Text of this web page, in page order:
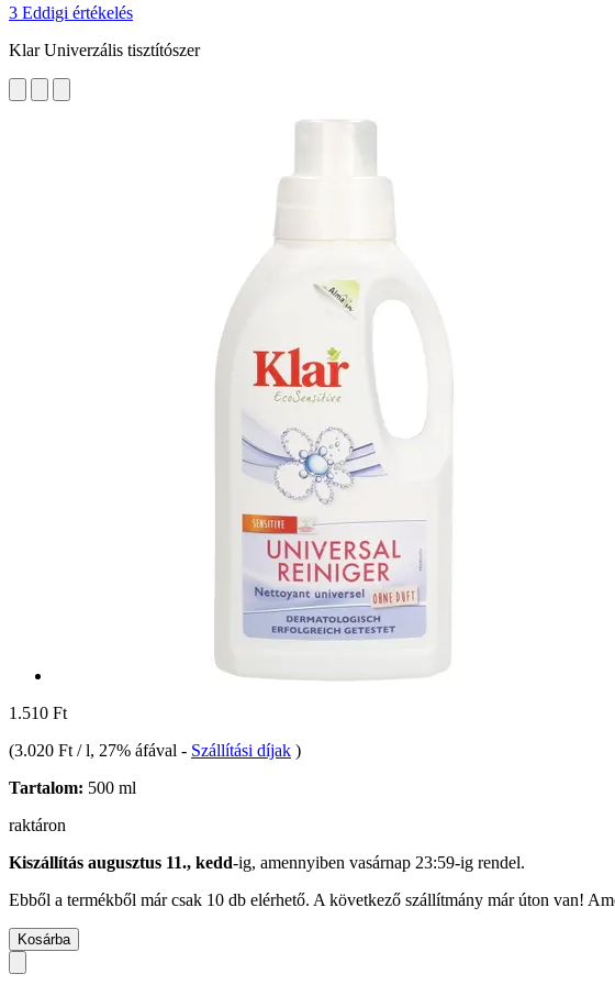
3 Eddigi értékelés
Klar Univerzális tisztítószer
1.510 Ft
(3.020 Ft / l, 27% áfával - Szállítási díjak )
Tartalom: 500 ml
raktáron
Kiszállítás augusztus 11., kedd-ig, amennyiben vasárnap 23:59-ig rendel.
Ebből a termékből már csak 10 db elérhető. A következő szállítmány már úton van!
Kosárba